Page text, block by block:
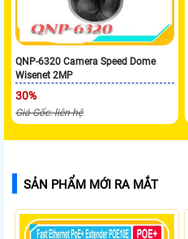
QNP-6320 Camera Speed Dome
Wisenet 2MP
30%
Giá Gốc: liên hệ
SẢN PHẨM MỚI RA MẮT